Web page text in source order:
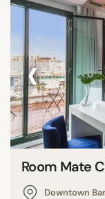
‹
Room Mate
Downtown